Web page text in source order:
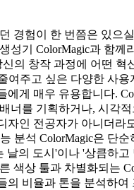
험이 한 번쯤은 있으
기 ColorMagic과 함
창작 과정에 어떤
주고 싶은 다양한 사
게 매우 유용합니다.
를 기획하거나, 시각
인 전공자가 아니더
석 ColorMagic은 단
의 도시'이나 '상큼하
상 툴과 차별화되는
비율과 톤을 분석하